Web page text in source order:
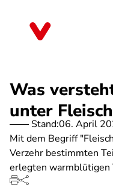
Was
unter
Stand:06. April
Mit dem Begriff
Verzehr bestimmten
erlegten warmblütigen